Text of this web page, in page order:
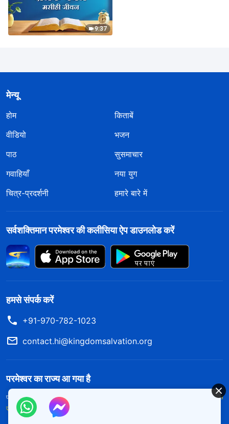
9:37
मेन्यू
होम
किताबें
वीडियो
भजन
पाठ
सुसमाचार
गवाहियाँ
नया युग
चित्र-प्रदर्शनी
हमारे बारे में
सर्वशक्तिमान परमेश्वर की कलीसिया ऐप डाउनलोड करें
हमसे संपर्क करें
+91-970-782-1023
contact.hi@kingdomsalvation.org
परमेश्वर का राज्य आ गया है
परमेश्वर का राज्य पृथ्वी पर आ गया है! क्या आप इसमें प्रवेश करना चाहते हैं?
और अधिक
जानें